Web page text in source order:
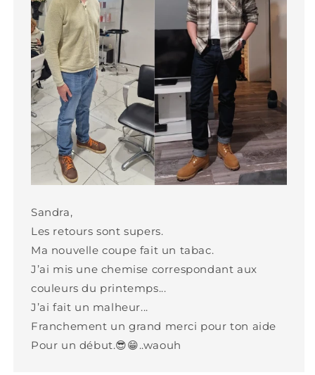
Sandra,
Les retours sont supers.
Ma nouvelle coupe fait un tabac.
J’ai mis une chemise correspondant aux
couleurs du printemps...
J’ai fait un malheur...
Franchement un grand merci pour ton aide
Pour un début.😎😁..waouh